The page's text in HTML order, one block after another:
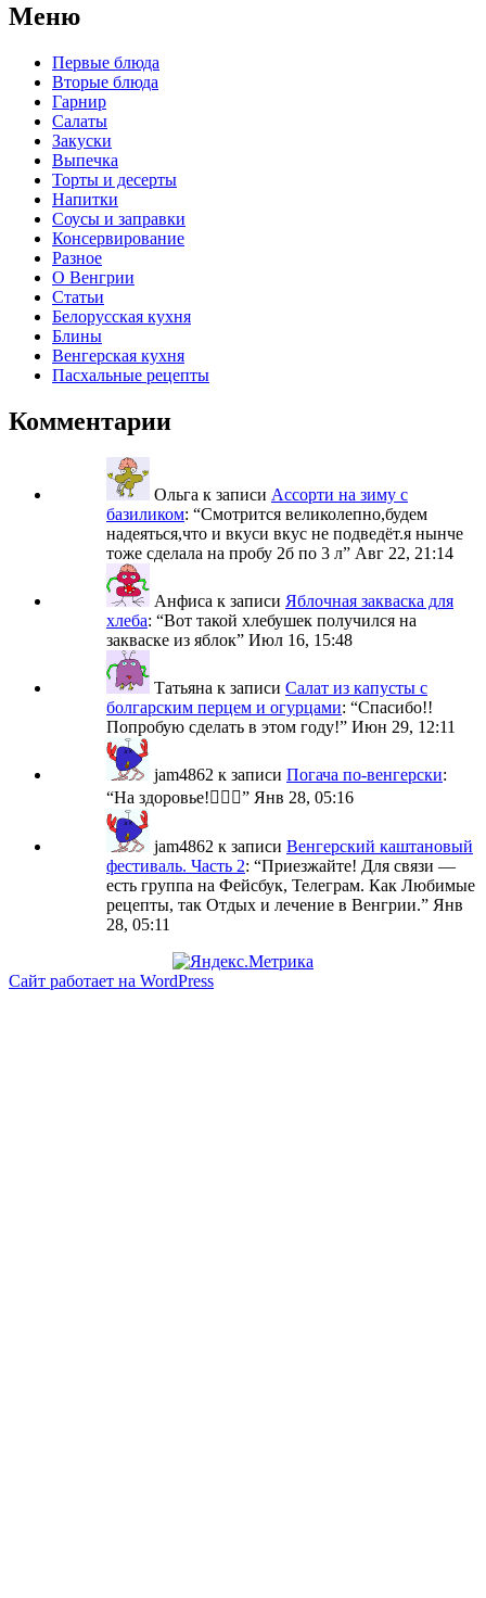
Меню
Первые блюда
Вторые блюда
Гарнир
Салаты
Закуски
Выпечка
Торты и десерты
Напитки
Соусы и заправки
Консервирование
Разное
О Венгрии
Статьи
Белорусская кухня
Блины
Венгерская кухня
Пасхальные рецепты
Комментарии
Ольга к записи Ассорти на зиму с
базиликом: “Смотрится великолепно,будем
надеяться,что и вкуси вкус не подведёт.я нынче
тоже сделала на пробу 2б по 3 л” Авг 22, 21:14
Анфиса к записи Яблочная закваска для
хлеба: “Вот такой хлебушек получился на
закваске из яблок” Июл 16, 15:48
Татьяна к записи Салат из капусты с
болгарским перцем и огурцами: “Спасибо!!
Попробую сделать в этом году!” Июн 29, 12:11
jam4862 к записи Погача по-венгерски:
“На здоровье!🙋🏼‍♀️” Янв 28, 05:16
jam4862 к записи Венгерский каштановый
фестиваль. Часть 2: “Приезжайте! Для связи —
есть группа на Фейсбук, Телеграм. Как Любимые
рецепты, так Отдых и лечение в Венгрии.” Янв
28, 05:11
Сайт работает на WordPress